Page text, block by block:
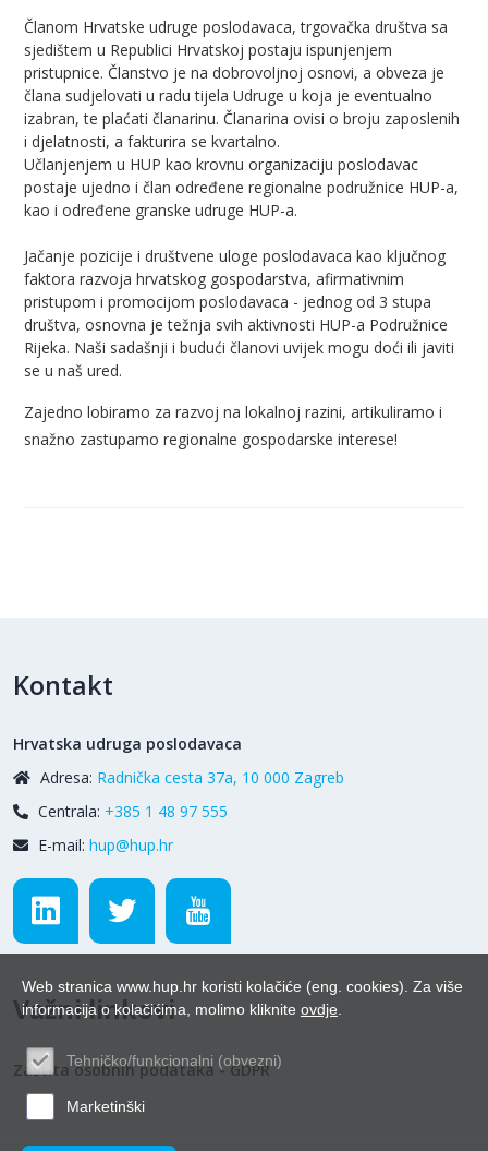
Članom Hrvatske udruge poslodavaca, trgovačka društva sa
sjedištem u Republici Hrvatskoj postaju ispunjenjem
pristupnice. Članstvo je na dobrovoljnoj osnovi, a obveza je
člana sudjelovati u radu tijela Udruge u koja je eventualno
izabran, te plaćati članarinu. Članarina ovisi o broju zaposlenih
i djelatnosti, a fakturira se kvartalno.
Učlanjenjem u HUP kao krovnu organizaciju poslodavac
postaje ujedno i član određene regionalne podružnice HUP-a,
kao i određene granske udruge HUP-a.
Jačanje pozicije i društvene uloge poslodavaca kao ključnog
faktora razvoja hrvatskog gospodarstva, afirmativnim
pristupom i promocijom poslodavaca - jednog od 3 stupa
društva, osnovna je težnja svih aktivnosti HUP-a Podružnice
Rijeka. Naši sadašnji i budući članovi uvijek mogu doći ili javiti
se u naš ured.
Zajedno lobiramo za razvoj na lokalnoj razini, artikuliramo i
snažno zastupamo regionalne gospodarske interese!
Kontakt
Hrvatska udruga poslodavaca
Adresa: Radnička cesta 37a, 10 000 Zagreb
Centrala: +385 1 48 97 555
E-mail: hup@hup.hr
Važni linkovi
Zaštita osobnih podataka - GDPR
Web stranica www.hup.hr koristi kolačiće (eng. cookies). Za više
informacija o kolačićima, molimo kliknite ovdje
Tehničko/funkcionalni (obvezni)
Marketinški